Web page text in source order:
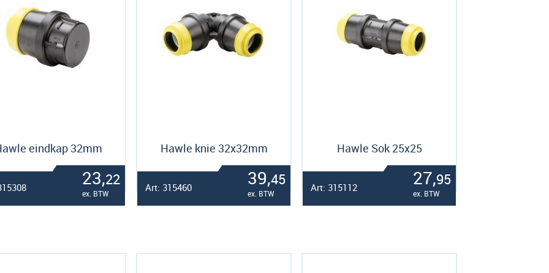
eindkap 32mm
23,22
ex. BTW
Hawle knie 32x32mm
39,45
ex. BTW
Art: 315460
Hawle Sok 25x25
27,95
ex. BTW
Art: 315112